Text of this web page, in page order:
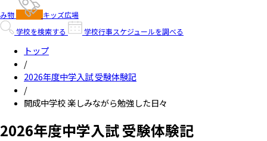
み物
キッズ広場
学校を検索する
学校行事スケジュールを調べる
トップ
/
2026年度中学入試 受験体験記
/
開成中学校 楽しみながら勉強した日々
2026年度中学入試 受験体験記